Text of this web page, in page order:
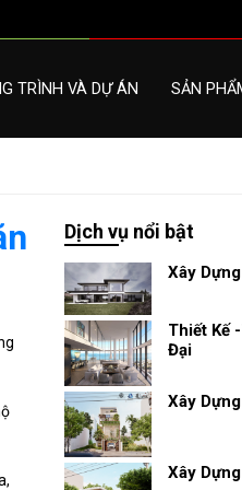
TRÌNH VÀ DỰ ÁN SẢN
Dịch vụ nổi bật
Xây
Thiết Kế
Đại
Xây
Xây